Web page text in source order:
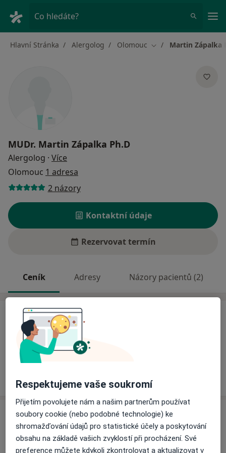
Co hledáte?
Hlavní Stránka Alergolog Olomouc Změna města
Martin Zápalka
MUDr. Martin Zápalka Ph.D
Alergolog · Více
Olomouc 1 adresa
2 názory
Kontaktní údaje
Rezervovat termín
Ceník Adresy Názory pacientů (2)
Ceník
Informace o službách a cenách nejsou k dispozici
Tento specialista ještě nepřidával žádné informace o
Adresa
FN Olomouc - Dětská klinika
I. P. Pavlova 6, Olomouc
Respektujeme vaše soukromí
Přijetím povolujete nám a našim partnerům používat
soubory cookie (nebo podobné technologie) ke
shromažďování údajů pro statistické účely a poskytování
obsahu na základě vašich zvyklostí při procházení. Své
preference můžete kdykoli zkontrolovat a aktualizovat v